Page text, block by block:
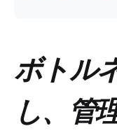
ボトル
し、管